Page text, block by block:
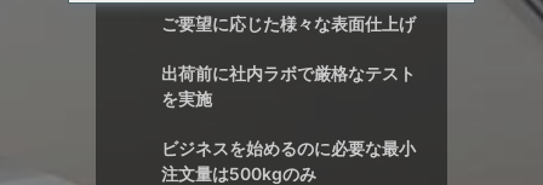
ご要望に応じた様々な表面仕上げ
出荷前に社内ラボで厳格なテスト
を実施
ビジネスを始めるのに必要な最小
注文量は500kgのみ